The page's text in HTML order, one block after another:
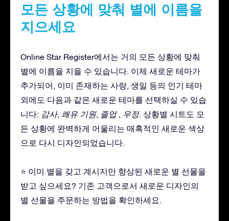
모든 상황에 맞춰 별에 이름을
지으세요
Online Star Register에서는 거의 모든 상황에 맞춰
별에 이름을 지을 수 있습니다. 이제 새로운 테마가
추가되어, 이미 존재하는 사랑, 생일 등의 인기 테마
외에도 다음과 같은 새로운 테마를 선택하실 수 있습
니다: 감사, 쾌유 기원, 졸업, 우정. 상황별 시트도 모
든 상황에 완벽하게 어울리는 매혹적인 새로운 색상
으로 다시 디자인되었습니다.
⭐ 이미 별을 갖고 계시지만 향상된 새로운 별 선물을
받고 싶으세요? 기존 고객으로서 새로운 디자인의
별 선물을 주문하는 방법을 확인하세요.